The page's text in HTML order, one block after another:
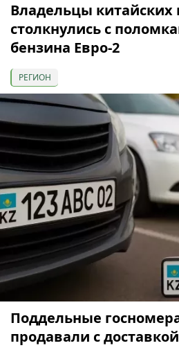
Владельцы
столкнулись с
бензина Евро-2
РЕГИОН
Поддельные
продавали с